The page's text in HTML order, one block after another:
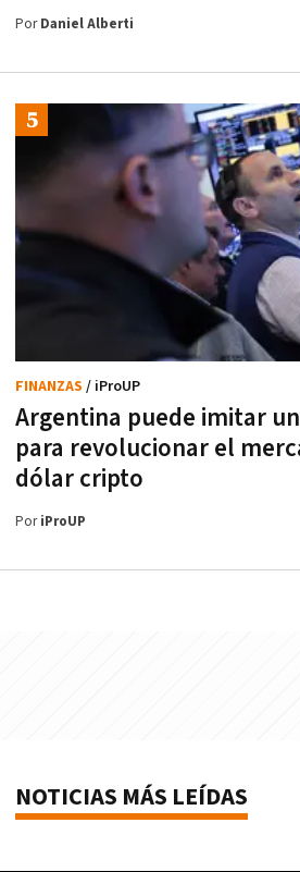
PorDaniel Alberti
Argentina puede imitar
para revolucionar el
dólar cripto
FINANZAS / iProUP
PoriProUP
NOTICIAS MÁS LEÍDAS